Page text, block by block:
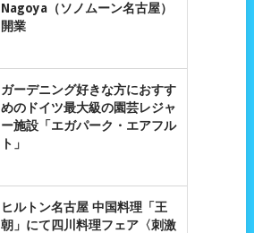
Nagoya（ソノムーン名古屋）
開業
ガーデニング好きな方におすす
めのドイツ最大級の園芸レジャ
ー施設「エガパーク・エアフル
ト」
ヒルトン名古屋 中国料理「王
朝」にて四川料理フェア〈刺激